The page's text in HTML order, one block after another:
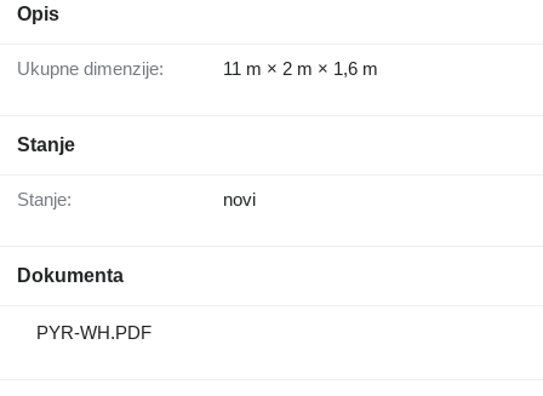
Opis
Ukupne dimenzije: 11 m × 2 m × 1,6 m
Stanje
Stanje: novi
Dokumenta
PYR-WH.PDF